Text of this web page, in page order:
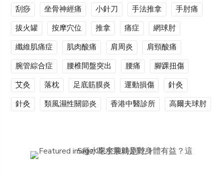
刮痧 坐骨神經痛 小針刀 手法推拿
手肘痛
拔火罐
按摩穴位 推拿 痛症
網球肘
纖維肌痛症
肌肉酸痛 肩周炎
肩頸酸痛
腕管綜合症
腰椎間盤突出 腰痛
腳踝扭傷
艾灸
落枕 足底筋膜炎 運動損傷
針灸
針灸
類風濕性關節炎 香港中醫診所 高爾夫球肘